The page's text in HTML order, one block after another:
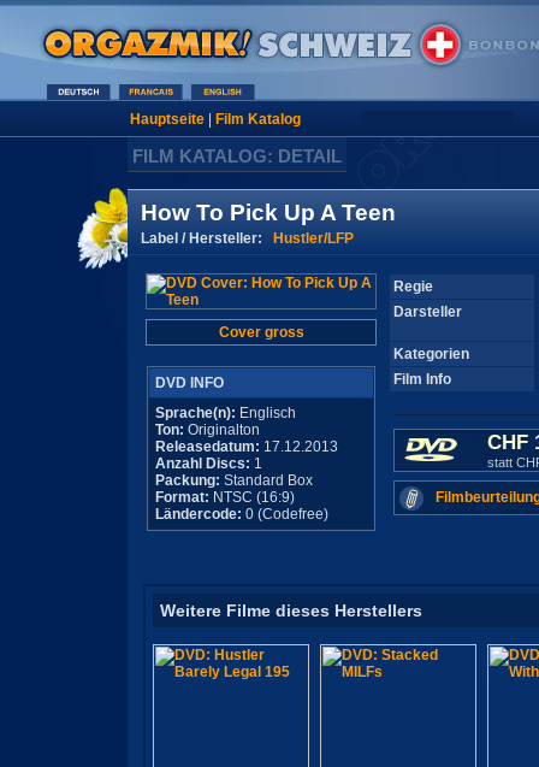
Hauptseite| Film Katalog
FILM KATALOG: DETAIL
How To Pick Up A Teen
Label / Hersteller: Hustler/LFP
Cover gross
DVD INFO
Sprache(n): Englisch
Ton: Originalton
Releasedatum: 17.12.2013
Anzahl Discs: 1
Packung: Standard Box
Format: NTSC (16:9)
Ländercode: 0 (Codefree)
Regie
Darsteller
Kategorien
Film Info
CHF
statt
Weitere Filme dieses Herstellers